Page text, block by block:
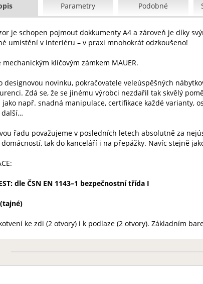
Parametry Podobné
je schopen pojmout dokkumenty A4 a zároveň je díky
umístění v interiéru – v praxi mnohokrát odzkoušeno!
mechanickým klíčovým zámkem MAUER.
designovou novinku, pokračovatele veleúspěšných
Zdá se, že se jinému výrobci nezdařil tak skvělý
jako např. snadná manipulace, certifikace každé varianty,
další…
řadu považujeme v posledních letech absolutně za
tak do kanceláří i na přepážky. Navíc stejně
dle ČSN EN 1143–1 bezpečnostní třída I
(tajné)
ke zdi (2 otvory) i k podlaze (2 otvory). Základním